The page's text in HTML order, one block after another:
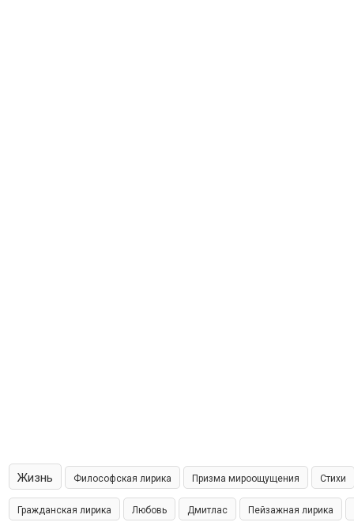
Жизнь Философская лирика Призма мироощущения Стихи
Гражданская лирика Любовь Дмитлас Пейзажная лирика